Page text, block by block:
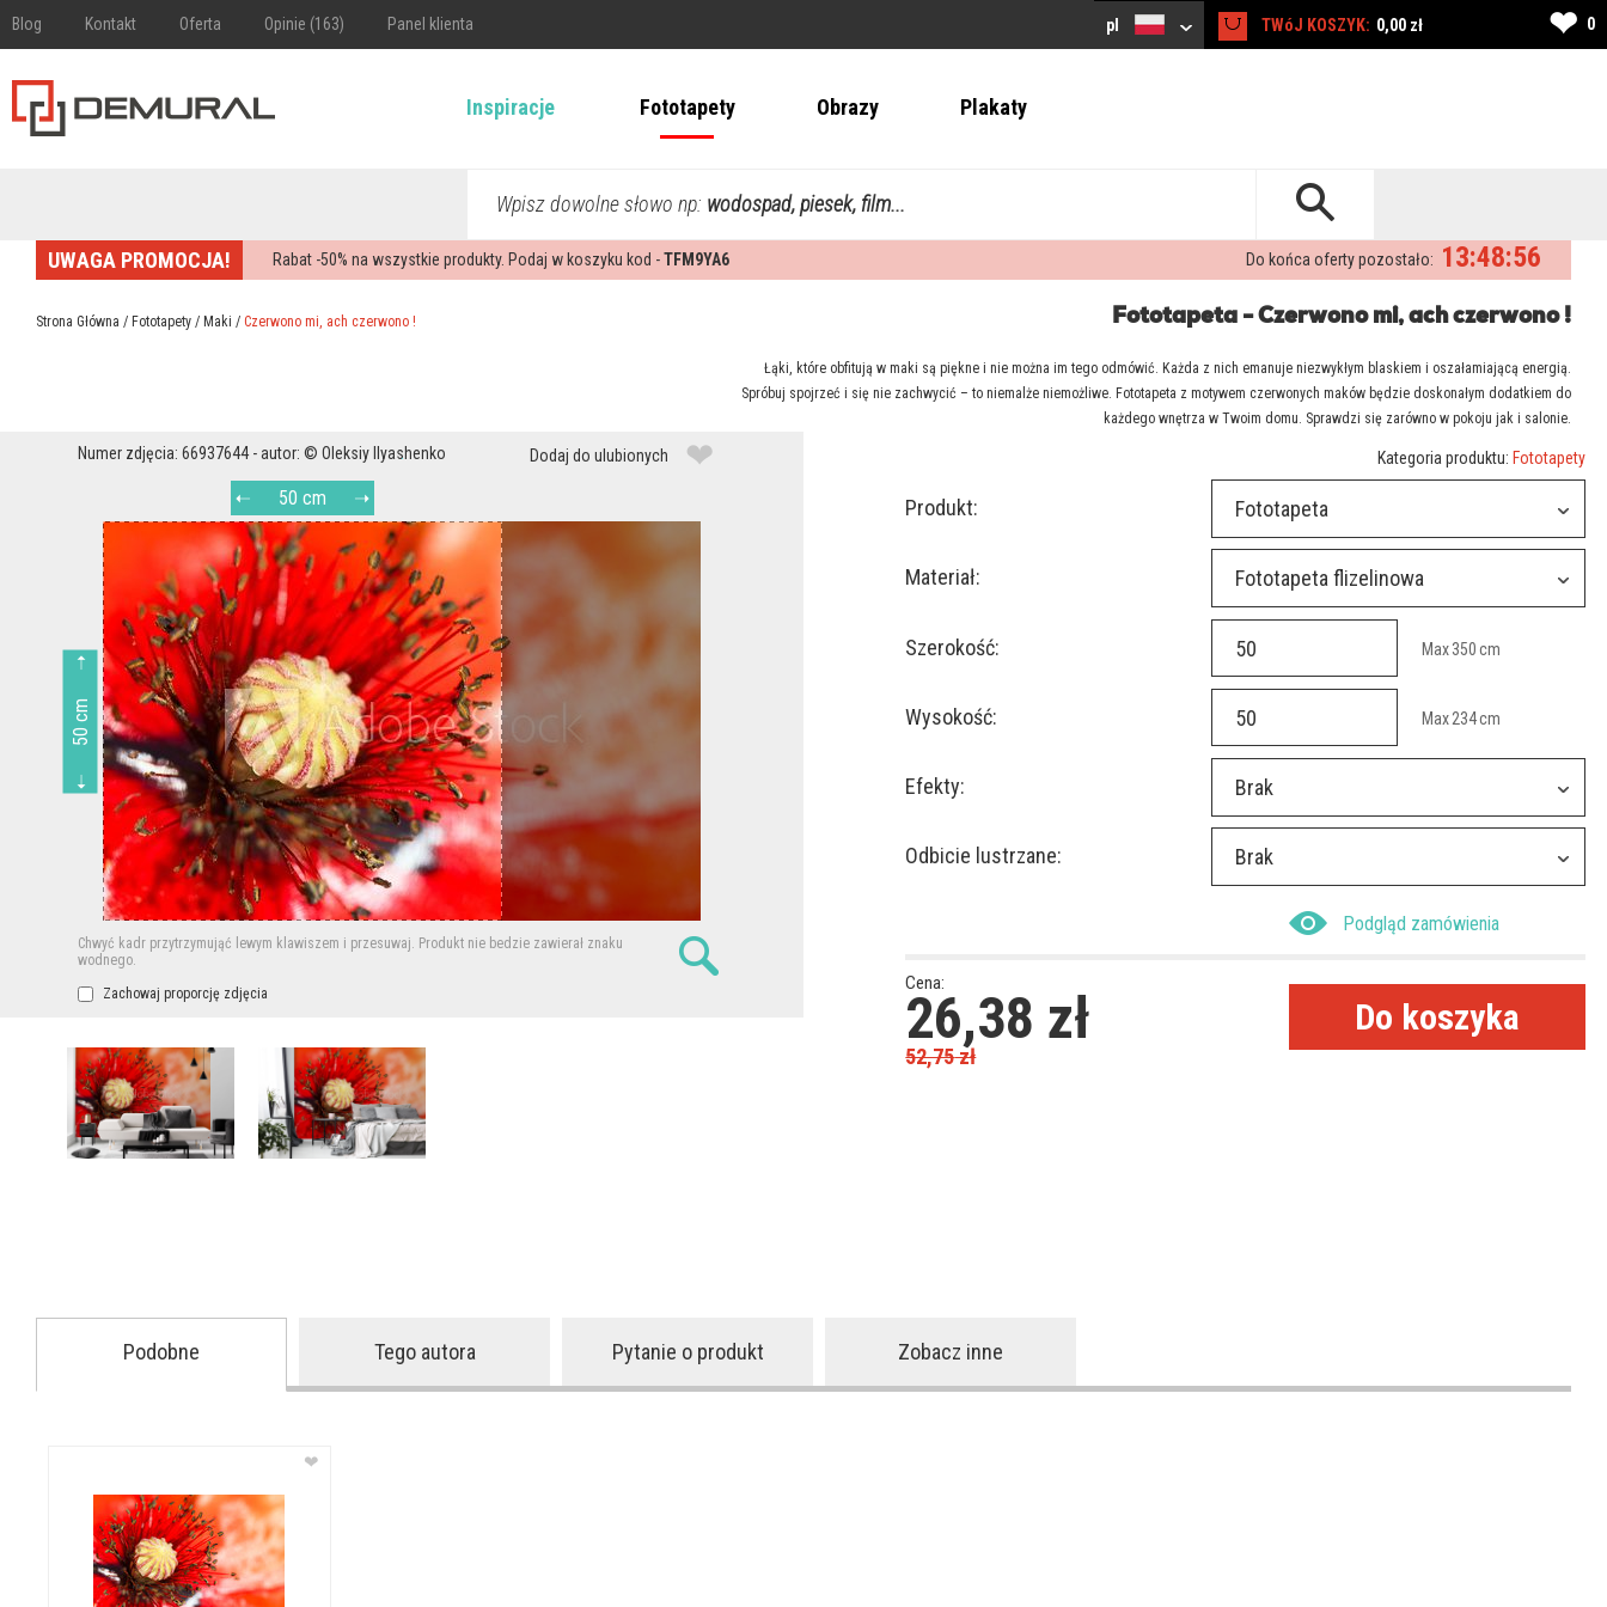
Blog Kontakt Oferta Opinie (163) Panel klienta pl TWóJ KOSZYK: 0,00 zł ❤ 0
Inspiracje Fototapety Obrazy Plakaty
Wpisz dowolne słowo np: wodospad, piesek, film...
UWAGA PROMOCJA! Rabat -50% na wszystkie produkty. Podaj w koszyku kod -TFM9YA6 13:48:56
Do końca oferty pozostało:
Strona Główna / Fototapety / Maki / Czerwono mi, ach czerwono ! Fototapeta - Czerwono mi, ach czerwono !
Łąki, które obfitują w maki są piękne i nie można im tego odmówić. Każda z nich emanuje niezwykłym blaskiem i oszałamiającą energią.
Spróbuj spojrzeć i się nie zachwycić – to niemalże niemożliwe. Fototapeta z motywem czerwonych maków będzie doskonałym dodatkiem do
każdego wnętrza w Twoim domu. Sprawdzi się zarówno w pokoju jak i salonie.
Numer zdjęcia: 66937644 - autor: © Oleksiy Ilyashenko Dodaj do ulubionych ❤
50 cm
50 cm
Chwyć kadr przytrzymująć lewym klawiszem i przesuwaj. Produkt nie bedzie zawierał znaku
wodnego.
Zachowaj proporcję zdjęcia
Kategoria produktu: Fototapety
Produkt: Fototapeta
Materiał: Fototapeta flizelinowa
Szerokość: Max350 cm
Wysokość: Max234cm
Efekty: Brak
Odbicie lustrzane: Brak
Podgląd zamówienia
Cena:
26,38 zł
52,75zł
Podobne Tego autora Pytanie o produkt Zobacz inne
❤